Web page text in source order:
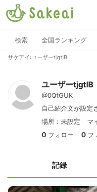
検索 全国ランキング
サケアイ ›ユーザーtjgtIB
ユーザーtjgtIB
@0QtGUK
自己紹介文が設定
場所：未設定
マ
0 フォロー 0 フ
記録